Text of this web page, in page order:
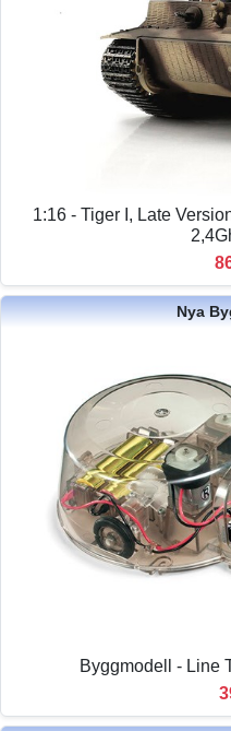
1:16 - Tiger I, Late
Nya
Byggmodell - Line